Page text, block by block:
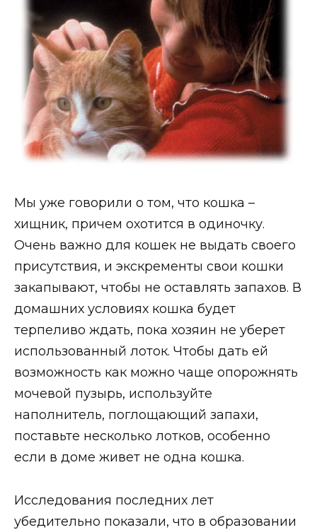
Мы уже говорили о том, что кошка –
хищник, причем охотится в одиночку.
Очень важно для кошек не выдать своего
присутствия, и экскременты свои кошки
закапывают, чтобы не оставлять запахов. В
домашних условиях кошка будет
терпеливо ждать, пока хозяин не уберет
использованный лоток. Чтобы дать ей
возможность как можно чаще опорожнять
мочевой пузырь, используйте
наполнитель, поглощающий запахи,
поставьте несколько лотков, особенно
если в доме живет не одна кошка.
Исследования последних лет
убедительно показали, что в образовании